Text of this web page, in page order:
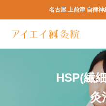
名古屋 上前津 自律
HSP(繊
灸